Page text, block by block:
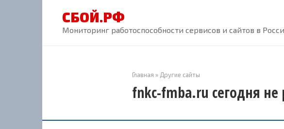
СБОЙ.РФ
Мониторинг работоспособности сервисов и сайтов в
Главная » Другие сайты
fnkc-fmba.ru сегодня не